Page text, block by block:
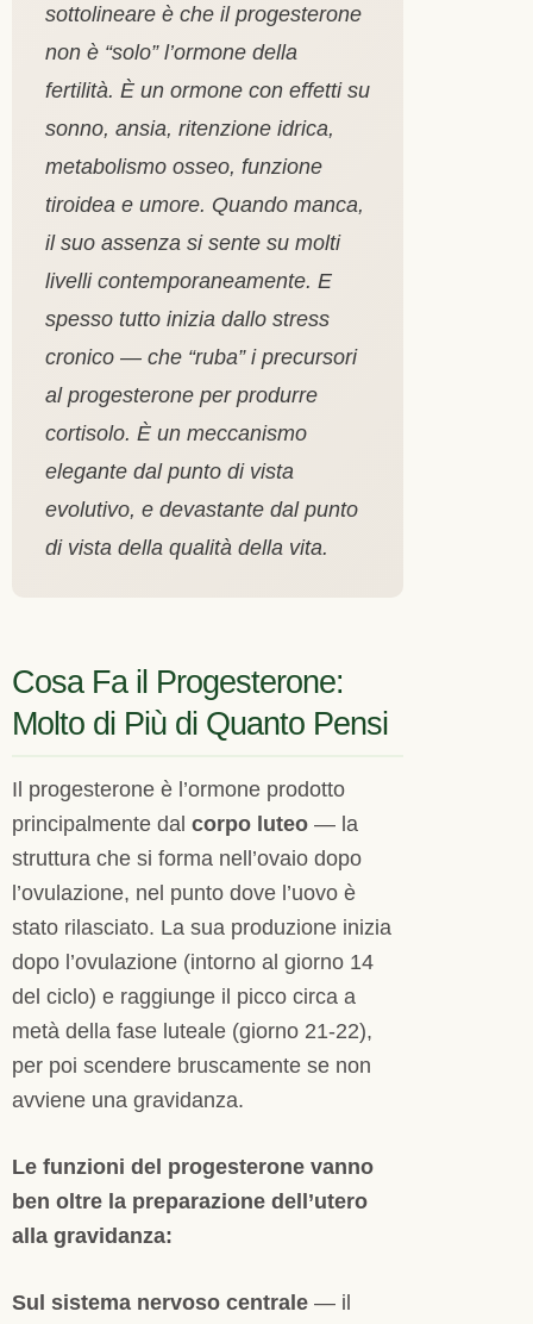
sottolineare è che il progesterone
non è “solo” l’ormone della
fertilità. È un ormone con effetti su
sonno, ansia, ritenzione idrica,
metabolismo osseo, funzione
tiroidea e umore. Quando manca,
il suo assenza si sente su molti
livelli contemporaneamente. E
spesso tutto inizia dallo stress
cronico — che “ruba” i precursori
al progesterone per produrre
cortisolo. È un meccanismo
elegante dal punto di vista
evolutivo, e devastante dal punto
di vista della qualità della vita.
Cosa Fa il Progesterone:
Molto di Più di Quanto Pensi
Il progesterone è l’ormone prodotto
principalmente dal corpo luteo — la
struttura che si forma nell’ovaio dopo
l’ovulazione, nel punto dove l’uovo è
stato rilasciato. La sua produzione inizia
dopo l’ovulazione (intorno al giorno 14
del ciclo) e raggiunge il picco circa a
metà della fase luteale (giorno 21-22),
per poi scendere bruscamente se non
avviene una gravidanza.
Le funzioni del progesterone vanno
ben oltre la preparazione dell’utero
alla gravidanza:
Sul sistema nervoso centrale — il